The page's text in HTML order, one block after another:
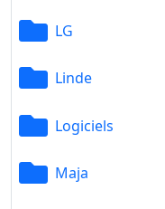
LG
Linde
Logiciels
Maja